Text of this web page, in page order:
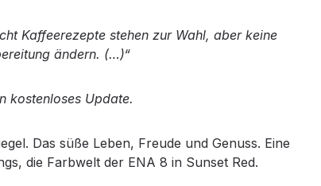
Kaffeerezepte stehen zur Wahl, aber keine
ändern. (…)“
kostenloses Update.
Das süße Leben, Freude und Genuss. Eine
die Farbwelt der ENA 8 in Sunset Red.